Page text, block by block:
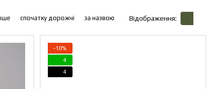
спочатку дорожчі за назвою Відображення:
−10%
4
4